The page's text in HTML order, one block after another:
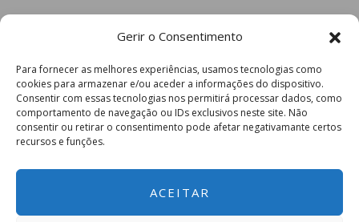
Gerir o Consentimento
Para fornecer as melhores experiências, usamos tecnologias como
cookies para armazenar e/ou aceder a informações do dispositivo.
Consentir com essas tecnologias nos permitirá processar dados, como
comportamento de navegação ou IDs exclusivos neste site. Não
consentir ou retirar o consentimento pode afetar negativamante certos
recursos e funções.
ACEITAR